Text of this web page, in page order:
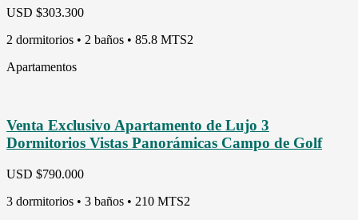
USD $303.300
2 dormitorios • 2 baños • 85.8 MTS2
Apartamentos
Venta Exclusivo Apartamento de Lujo 3
Dormitorios Vistas Panorámicas Campo de Golf
USD $790.000
3 dormitorios • 3 baños • 210 MTS2